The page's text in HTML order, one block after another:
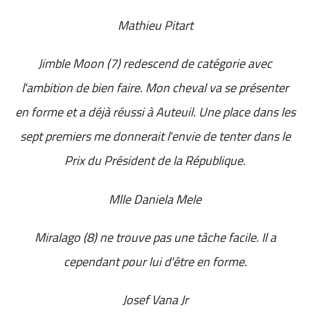
Mathieu Pitart
Jimble Moon (7) redescend de catégorie avec
l'ambition de bien faire. Mon cheval va se présenter
en forme et a déjà réussi à Auteuil. Une place dans les
sept premiers me donnerait l'envie de tenter dans le
Prix du Président de la République.
Mlle Daniela Mele
Miralago (8) ne trouve pas une tâche facile. Il a
cependant pour lui d'être en forme.
Josef Vana Jr